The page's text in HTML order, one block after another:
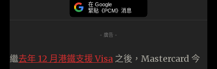
在 Google
緊貼《PCM》消息
- 廣告 -
繼去年 12 月港鐵支援 Visa 之後，Mastercard 今